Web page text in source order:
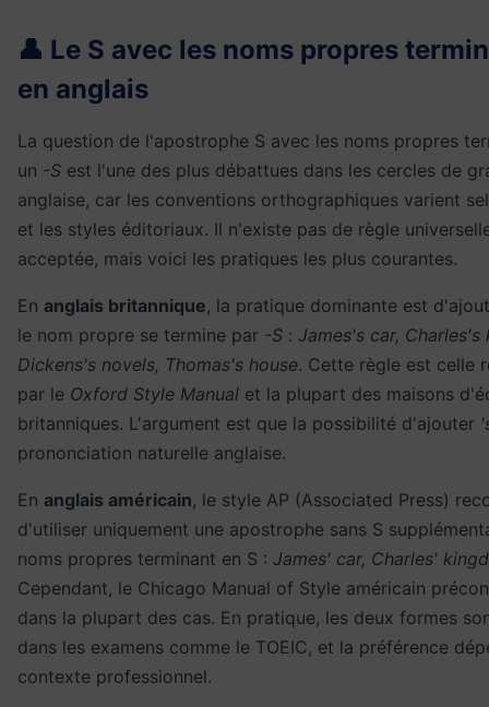
👤 Le S avec les noms propres
en anglais
La question de l'apostrophe S avec les noms propres
un -S est l'une des plus débattues dans les cercles de
anglaise, car les conventions orthographiques varient
et les styles éditoriaux. Il n'existe pas de règle
acceptée, mais voici les pratiques les plus courantes.
En anglais britannique, la pratique dominante est
le nom propre se termine par -S : James's car, Charles's
Dickens's novels, Thomas's house. Cette règle est celle
par le Oxford Style Manual et la plupart des maisons
britanniques. L'argument est que la possibilité d'ajouter
prononciation naturelle anglaise.
En anglais américain, le style AP (Associated Press)
d'utiliser uniquement une apostrophe sans S
noms propres terminant en S : James' car, Charles'
Cependant, le Chicago Manual of Style américain
dans la plupart des cas. En pratique, les deux formes
dans les examens comme le TOEIC, et la préférence
contexte professionnel.